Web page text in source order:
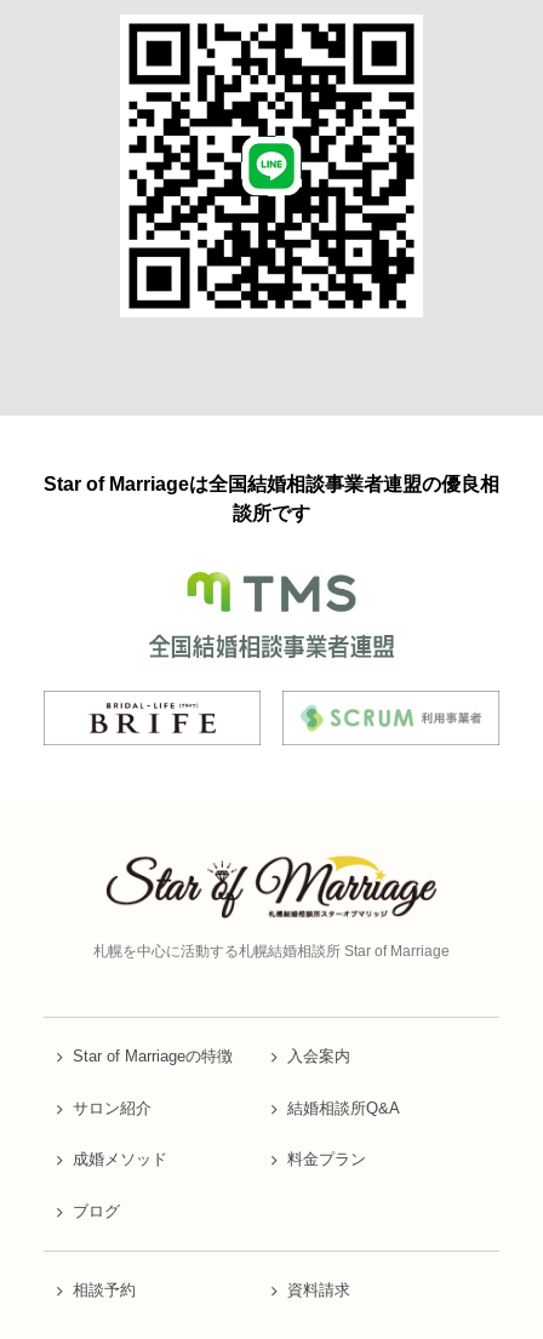
Star of Marriageは全国結婚相談事業者連盟の優良相
談所です
札幌を中心に活動する札幌結婚相談所 Star of Marriage
Star of Marriageの特徴 入会案内
サロン紹介 結婚相談所Q&A
成婚メソッド 料金プラン
ブログ
相談予約 資料請求